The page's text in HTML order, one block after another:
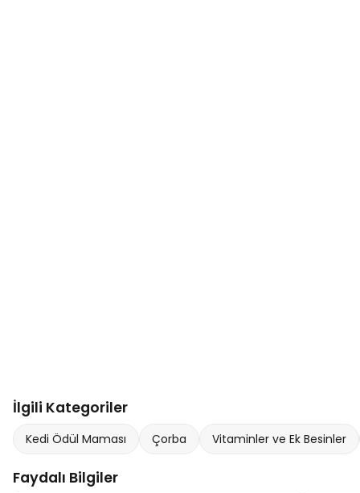
İlgili Kategoriler
Kedi Ödül Maması Çorba Vitaminler ve Ek Besinler
Faydalı Bilgiler